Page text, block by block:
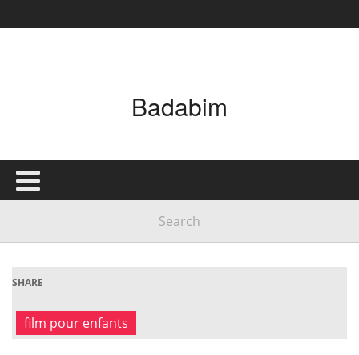
Badabim
SHARE
film pour enfants